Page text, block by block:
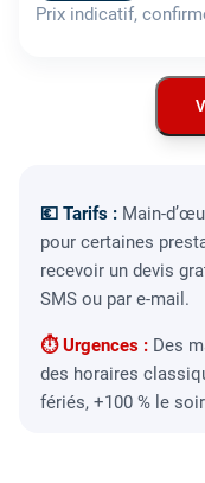
Prix indicatif,
💶 Tarifs : Main-
pour certaines
recevoir un devis
SMS ou par e-mail.
⏱ Urgences : Des
des horaires
fériés, +100 % le